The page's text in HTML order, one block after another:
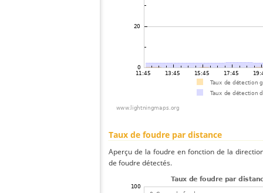
Taux de foudre par distance
Aperçu de la foudre en fonction de la
de foudre détectés.